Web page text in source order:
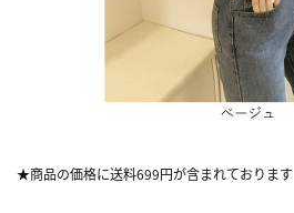
★商品の価格に送料699円が含まれております